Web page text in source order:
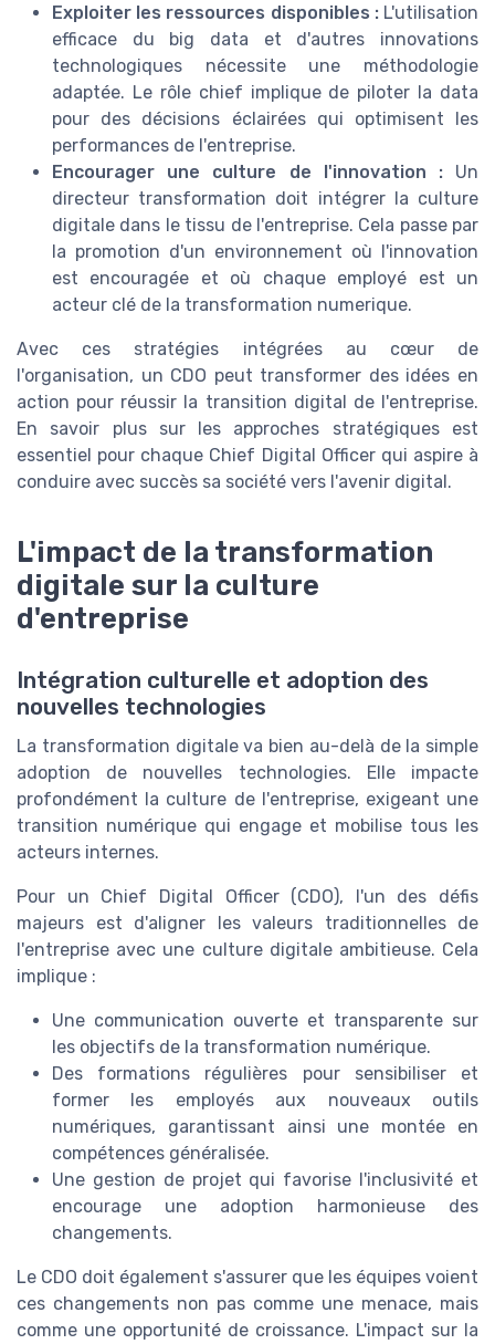
Exploiter les ressources disponibles :L'utilisation
efficace du big data et d'autres innovations
technologiques nécessite une méthodologie
adaptée. Le rôle chief implique de piloter la data
pour des décisions éclairées qui optimisent les
performances de l'entreprise.
Encourager une culture de l'innovation :Un
directeur transformation doit intégrer la culture
digitale dans le tissu de l'entreprise. Cela passe par
la promotion d'un environnement où l'innovation
est encouragée et où chaque employé est un
acteur clé de la transformation numerique.
Avec ces stratégies intégrées au cœur de
l'organisation, un CDO peut transformer des idées en
action pour réussir la transition digital de l'entreprise.
En savoir plus sur les approches stratégiques est
essentiel pour chaque Chief Digital Officer qui aspire à
conduire avec succès sa société vers l'avenir digital.
L'impact de la transformation
digitale sur la culture
d'entreprise
Intégration culturelle et adoption des
nouvelles technologies
La transformation digitale va bien au-delà de la simple
adoption de nouvelles technologies. Elle impacte
profondément la culture de l'entreprise, exigeant une
transition numérique qui engage et mobilise tous les
acteurs internes.
Pour un Chief Digital Officer (CDO), l'un des défis
majeurs est d'aligner les valeurs traditionnelles de
l'entreprise avec une culture digitale ambitieuse. Cela
implique :
Une communication ouverte et transparente sur
les objectifs de la transformation numérique.
Des formations régulières pour sensibiliser et
former les employés aux nouveaux outils
numériques, garantissant ainsi une montée en
compétences généralisée.
Une gestion de projet qui favorise l'inclusivité et
encourage une adoption harmonieuse des
changements.
Le CDO doit également s'assurer que les équipes voient
ces changements non pas comme une menace, mais
comme une opportunité de croissance. L'impact sur la